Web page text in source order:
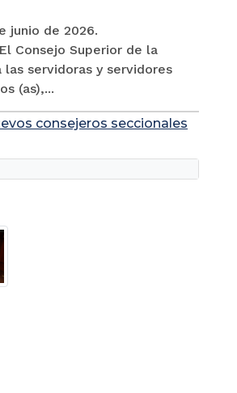
junio de 2026.
Consejo Superior de la
servidoras y servidores
(as),...
consejeros seccionales